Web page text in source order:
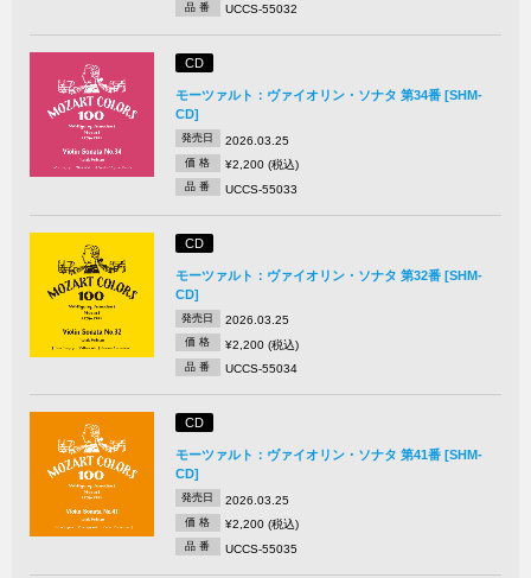
品 番 UCCS-55032
CD
モーツァルト：ヴァイオリン・ソナタ 第34番 [SHM-
CD]
発売日 2026.03.25
価 格 ¥2,200 (税込)
品 番 UCCS-55033
CD
モーツァルト：ヴァイオリン・ソナタ 第32番 [SHM-
CD]
発売日 2026.03.25
価 格 ¥2,200 (税込)
品 番 UCCS-55034
CD
モーツァルト：ヴァイオリン・ソナタ 第41番 [SHM-
CD]
発売日 2026.03.25
価 格 ¥2,200 (税込)
品 番 UCCS-55035